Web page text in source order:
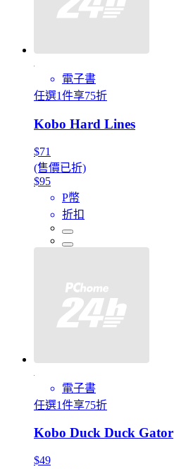
電子書
任選1件享75折
Kobo Hard Lines
$71
(售價已折)
$95
P幣
折扣
電子書
任選1件享75折
Kobo Duck Duck Gator
$49